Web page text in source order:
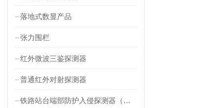
落地式数显产品
张力围栏
红外微波三鉴探测器
普通红外对射探测器
铁路站台端部防护入侵探测器（对射式）